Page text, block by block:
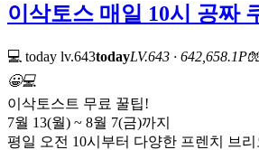
이삭토스 매일 10시 공짜
💻 today lv.643todayLV.643 · 642,658.1P
😀💻
이삭토스트 무료 꿀팁!
7월 13(월) ~ 8월 7(금)까지
평일 오전 10시부터 다양한 프렌치 브